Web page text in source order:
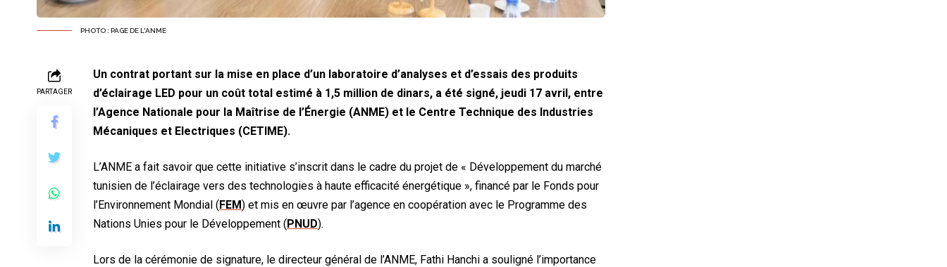
PHOTO : PAGE DE L'ANME
PARTAGER
Un contrat portant sur la mise en place d’un laboratoire d’analyses et d’essais des produits
d’éclairage LED pour un coût total estimé à 1,5 million de dinars, a été signé, jeudi 17 avril, entre
l’Agence Nationale pour la Maîtrise de l’Énergie (ANME) et le Centre Technique des Industries
Mécaniques et Electriques (CETIME).
L’ANME a fait savoir que cette initiative s’inscrit dans le cadre du projet de « Développement du marché
tunisien de l’éclairage vers des technologies à haute efficacité énergétique », financé par le Fonds pour
l’Environnement Mondial ( FEM) et mis en œuvre par l’agence en coopération avec le Programme des
Nations Unies pour le Développement ( PNUD).
Lors de la cérémonie de signature, le directeur général de l’ANME, Fathi Hanchi a souligné l’importance